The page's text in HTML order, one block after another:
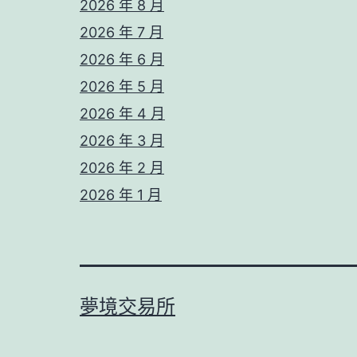
2026 年 8 月
2026 年 7 月
2026 年 6 月
2026 年 5 月
2026 年 4 月
2026 年 3 月
2026 年 2 月
2026 年 1 月
夢境交易所